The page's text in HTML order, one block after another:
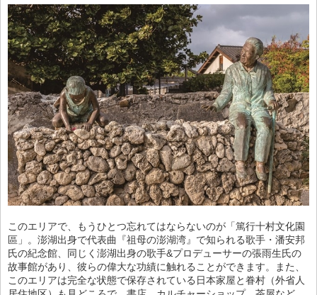
このエリアで、もうひとつ忘れてはならないのが「篤行十村文化園
區」。澎湖出身で代表曲『祖母の澎湖湾』で知られる歌手・潘安邦
氏の紀念館、同じく澎湖出身の歌手&プロデューサーの張雨生氏の
故事館があり、彼らの偉大な功績に触れることができます。また、
このエリアは完全な状態で保存されている日本家屋と眷村（外省人